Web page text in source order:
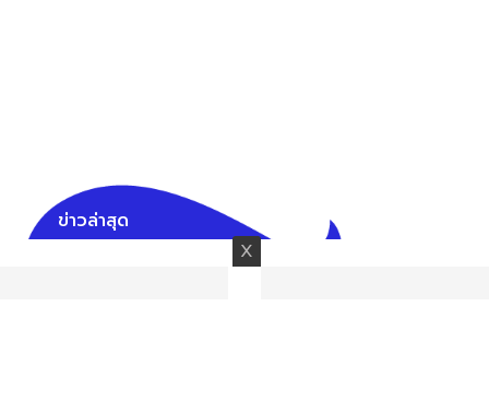
ข่าวล่าสุด